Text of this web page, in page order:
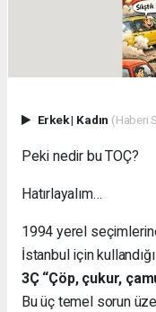
Erkek| Kadın (Haberi
Peki nedir bu TOÇ?
Hatırlayalım…
1994 yerel
İstanbul için
3Ç “Çöp, çukur,
Bu üç temel sorun